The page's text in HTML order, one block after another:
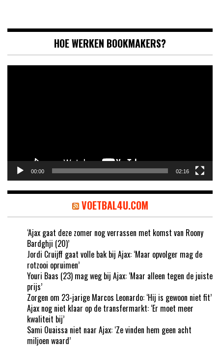
HOE WERKEN BOOKMAKERS?
00:00 02:16
VOETBAL4U.COM
‘Ajax gaat deze zomer nog verrassen met komst van Roony
Bardghji (20)’
Jordi Cruijff gaat volle bak bij Ajax: ‘Maar opvolger mag de
rotzooi opruimen’
Youri Baas (23) mag weg bij Ajax: ‘Maar alleen tegen de juiste
prijs’
Zorgen om 23-jarige Marcos Leonardo: ‘Hij is gewoon niet fit’
Ajax nog niet klaar op de transfermarkt: ‘Er moet meer
kwaliteit bij’
Sami Ouaissa niet naar Ajax: ‘Ze vinden hem geen acht
miljoen waard’